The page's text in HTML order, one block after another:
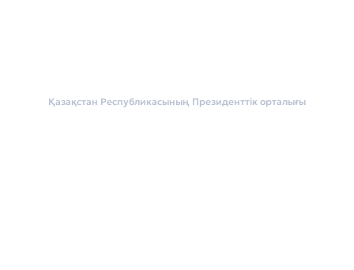
Қазақстан Республикасының Президенттік орталығы